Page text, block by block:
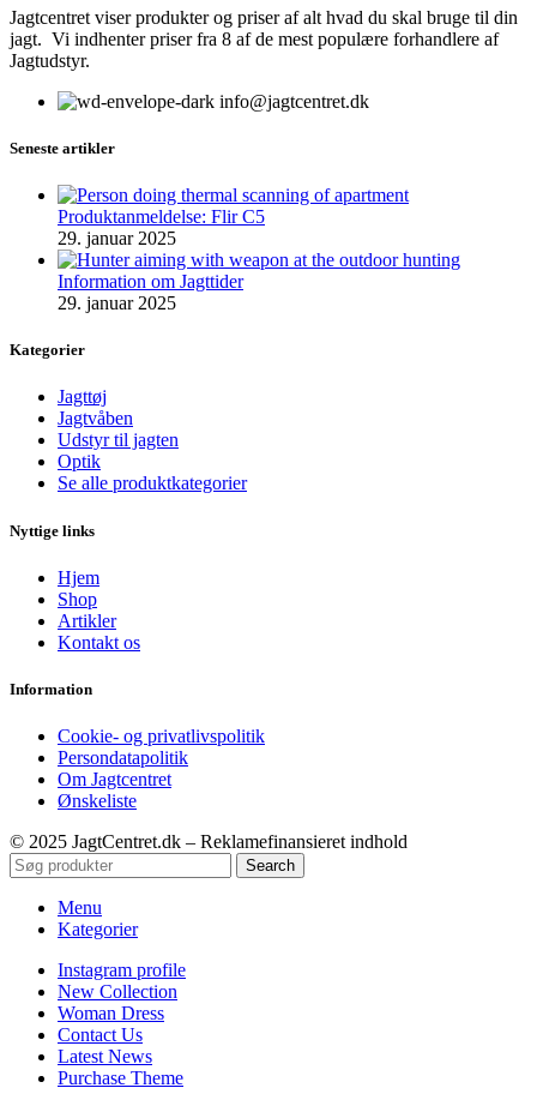
Jagtcentret viser produkter og priser af alt hvad du skal bruge til din
jagt. Vi indhenter priser fra 8 af de mest populære forhandlere af
Jagtudstyr.
info@jagtcentret.dk
Seneste artikler
Produktanmeldelse: Flir C5
29. januar 2025
Information om Jagttider
29. januar 2025
Kategorier
Jagttøj
Jagtvåben
Udstyr til jagten
Optik
Se alle produktkategorier
Nyttige links
Hjem
Shop
Artikler
Kontakt os
Information
Cookie- og privatlivspolitik
Persondatapolitik
Om Jagtcentret
Ønskeliste
© 2025 JagtCentret.dk – Reklamefinansieret indhold
Search
Menu
Kategorier
Instagram profile
New Collection
Woman Dress
Contact Us
Latest News
Purchase Theme